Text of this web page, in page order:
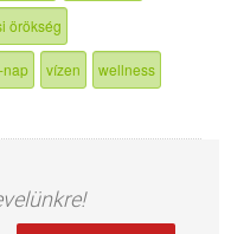
örökség
nap vízen wellness